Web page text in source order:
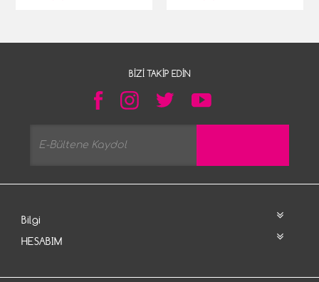
BIZI TAKIP EDIN
Bilgi
HESABIM